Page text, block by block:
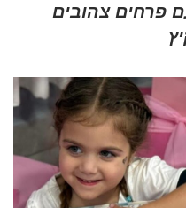
פרחים צהובים